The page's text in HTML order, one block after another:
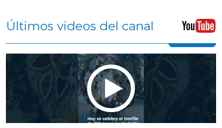
Últimos videos del canal